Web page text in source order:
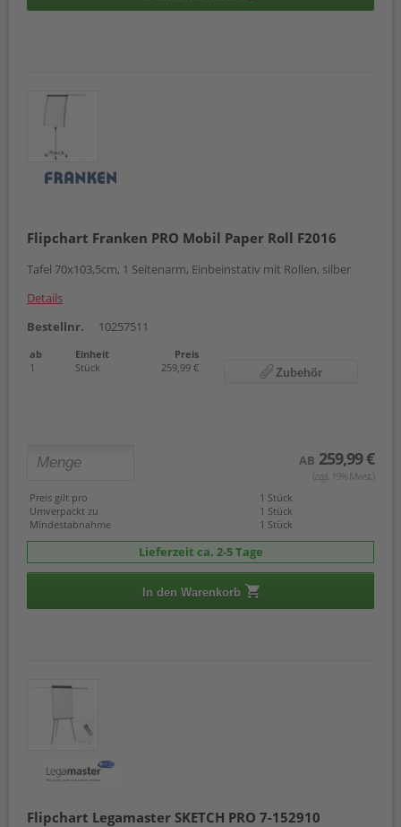
Flipchart Franken PRO Mobil Paper Roll F2016
Tafel 70x103,5cm, 1 Seitenarm, Einbeinstativ mit Rollen, silber
Details
Bestellnr.
10257511
ab Einheit
Preis
1
Stück 259,99 € Zubehör
AB 259,99 €
(zzgl. 19% Mwst.)
Preis gilt pro
1 Stück
Umverpackt zu
1 Stück
Mindestabnahme
1 Stück
Lieferzeit ca. 2-5 Tage
In den Warenkorb
Flipchart Legamaster SKETCH PRO 7-152910